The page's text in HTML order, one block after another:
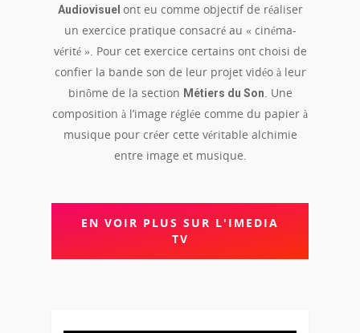
Audiovisuel ont eu comme objectif de réaliser
un exercice pratique consacré au « cinéma-
vérité ». Pour cet exercice certains ont choisi de
confier la bande son de leur projet vidéo à leur
binôme de la section Métiers du Son
. Une
composition à l’image réglée comme du papier à
musique pour créer cette véritable alchimie
entre image et musique.
EN VOIR PLUS SUR L'IMEDIA
TV